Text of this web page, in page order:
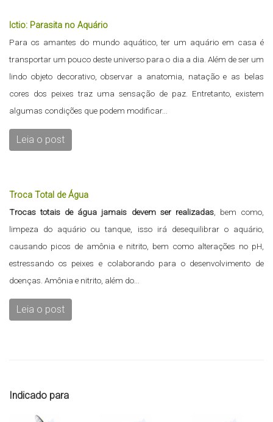
Ictio: Parasita no Aquário
Para os amantes do mundo aquático, ter um aquário em casa é
transportar um pouco deste universo para o dia a dia. Além de ser um
lindo objeto decorativo, observar a anatomia, natação e as belas
cores dos peixes traz uma sensação de paz. Entretanto, existem
algumas condições que podem modificar...
Leia o post
Troca Total de Água
Trocas totais de água jamais devem ser realizadas, bem como,
limpeza do aquário ou tanque, isso irá desequilibrar o aquário,
causando picos de amônia e nitrito, bem como alterações no pH,
estressando os peixes e colaborando para o desenvolvimento de
doenças. Amônia e nitrito, além do...
Leia o post
Indicado para